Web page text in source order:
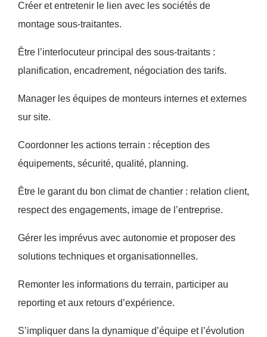
Créer et entretenir le lien avec les sociétés de
montage sous-traitantes.
Être l’interlocuteur principal des sous-traitants :
planification, encadrement, négociation des tarifs.
Manager les équipes de monteurs internes et externes
sur site.
Coordonner les actions terrain : réception des
équipements, sécurité, qualité, planning.
Être le garant du bon climat de chantier : relation client,
respect des engagements, image de l’entreprise.
Gérer les imprévus avec autonomie et proposer des
solutions techniques et organisationnelles.
Remonter les informations du terrain, participer au
reporting et aux retours d’expérience.
S’impliquer dans la dynamique d’équipe et l’évolution